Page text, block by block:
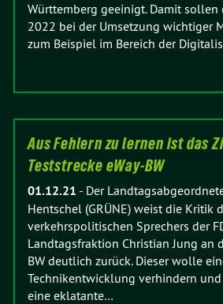
Württemberg geeinigt. Damit sollen
2022 bei der Umsetzung wichtiger
zum Beispiel im Bereich der
Aus Fehlern zu lernen ist das
Teststrecke eWay-BW
01.12.21 - Der
Hentschel (GRÜNE) weist die Kritik
verkehrspolitischen Sprechers der
Landtagsfraktion Christian Jung an
BW deutlich zurück. Dieser wolle
Technikentwicklung verhindern
eine eklatante…